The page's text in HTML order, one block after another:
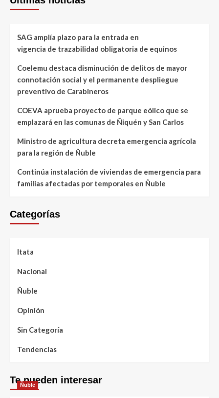
SAG amplía plazo para la entrada en
vigencia de trazabilidad obligatoria de equinos
Coelemu destaca disminución de delitos de mayor
connotación social y el permanente despliegue
preventivo de Carabineros
COEVA aprueba proyecto de parque eólico que se
emplazará en las comunas de Ñiquén y San Carlos
Ministro de agricultura decreta emergencia agrícola
para la región de Ñuble
Continúa instalación de viviendas de emergencia para
familias afectadas por temporales en Ñuble
Categorías
Itata
Nacional
Ñuble
Opinión
Sin Categoría
Tendencias
Te pueden interesar
Ñuble